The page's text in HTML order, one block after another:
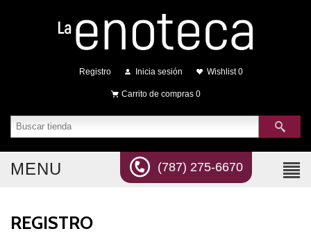
Registro Inicia sesión Wishlist 0
Carrito de compras 0
(787) 275-6670
MENU
REGISTRO